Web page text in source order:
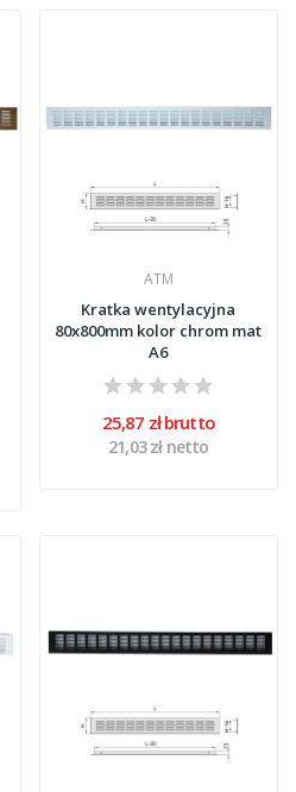
ATM
Kratka wentylacyjna
80x800mm kolor chrom mat
A6
25,87 zł brutto
21,03 zł netto